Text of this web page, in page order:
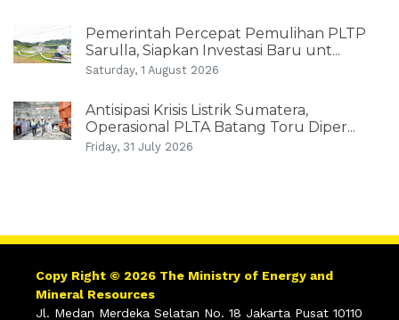
Pemerintah Percepat Pemulihan PLTP
Sarulla, Siapkan Investasi Baru unt...
Saturday, 1 August 2026
Antisipasi Krisis Listrik Sumatera,
Operasional PLTA Batang Toru Diper...
Friday, 31 July 2026
Copy Right © 2026 The Ministry of Energy and
Mineral Resources
Jl. Medan Merdeka Selatan No. 18 Jakarta Pusat 10110